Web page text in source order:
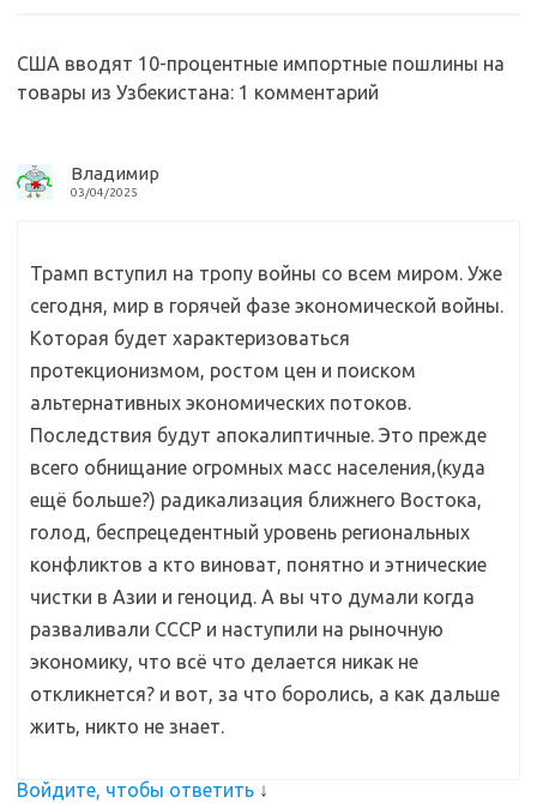
sn
ik
k
и
т
США вводят 10-процентные импортные пошлины на
товары из Узбекистана: 1 комментарий
Владимир
03/04/2025
Трамп вступил на тропу войны со всем миром. Уже
сегодня, мир в горячей фазе экономической войны.
Которая будет характеризоваться
протекционизмом, ростом цен и поиском
альтернативных экономических потоков.
Последствия будут апокалиптичные. Это прежде
всего обнищание огромных масс населения,(куда
ещё больше?) радикализация ближнего Востока,
голод, беспрецедентный уровень региональных
конфликтов а кто виноват, понятно и этнические
чистки в Азии и геноцид. А вы что думали когда
разваливали СССР и наступили на рыночную
экономику, что всё что делается никак не
откликнется? и вот, за что боролись, а как дальше
жить, никто не знает.
Войдите, чтобы ответить ↓